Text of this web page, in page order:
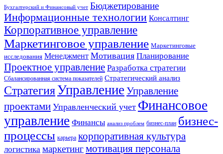
Бухгалтерский и Финансовый учет Бюджетирование
Информационные технологии Консалтинг
Корпоративное управление
Маркетинговое управление Маркетинговые
исследования Менеджмент Мотивация Планирование
Проектное управление Разработка стратегии
Сбалансированная система показателей Стратегический анализ
СтратегияУправление Управление
проектами Управленческий учет Финансовое
управление Финансы анализ проблем бизнес-план бизнес-
процессы карьера корпоративная культура
логистика маркетингмотивация персонала